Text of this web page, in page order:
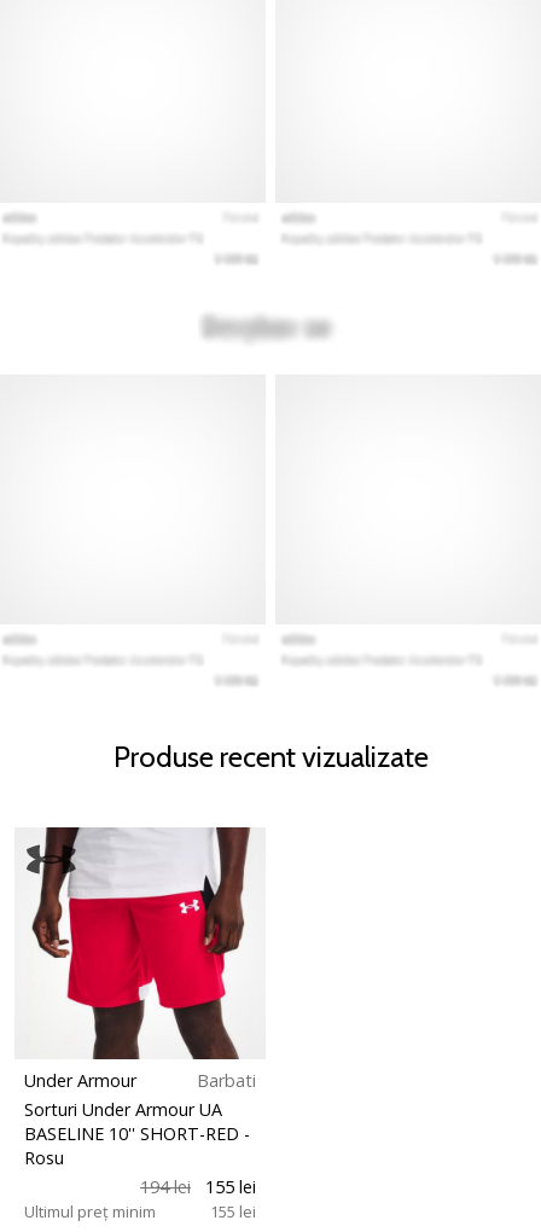
Produse recent vizualizate
Under Armour
Barbati
Sorturi Under Armour UA
BASELINE 10'' SHORT-RED -
Rosu
194 lei
155 lei
Ultimul preț minim 155 lei